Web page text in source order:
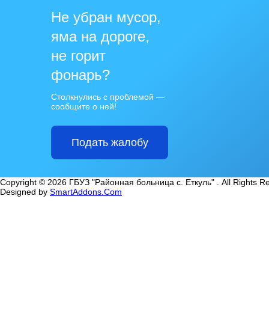
Не убран мусор,
яма на дороге,
не горит
фонарь?
Столкнулись с проблемой —
сообщите о ней!
Подать жалобу
Copyright © 2026 ГБУЗ "Районная больница с. Еткуль" . All Rights
Designed by SmartAddons.Com